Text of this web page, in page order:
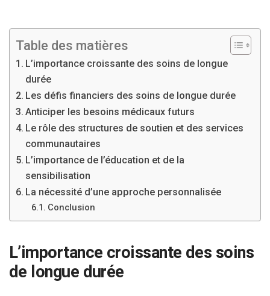
Table des matières
L’importance croissante des soins de longue
durée
Les défis financiers des soins de longue durée
Anticiper les besoins médicaux futurs
Le rôle des structures de soutien et des services
communautaires
L’importance de l’éducation et de la
sensibilisation
La nécessité d’une approche personnalisée
Conclusion
L’importance croissante des soins
de longue durée